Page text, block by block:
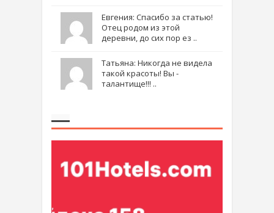
Евгения: Спасибо за статью!
Отец родом из этой
деревни, до сих пор ез ..
Татьяна: Никогда не видела
такой красоты! Вы -
талантище!!! ..